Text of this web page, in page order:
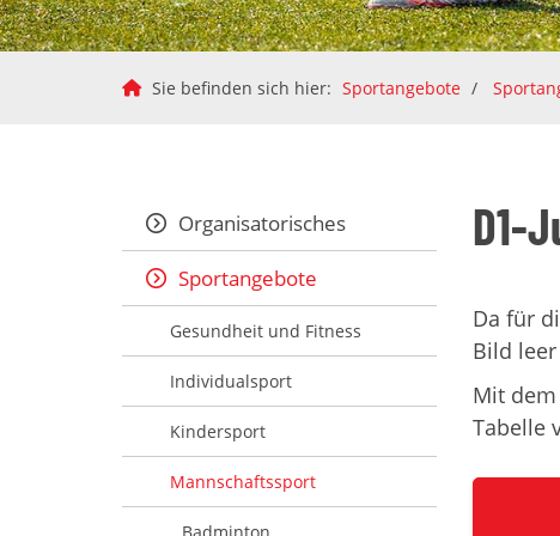
Sie befinden sich hier: Sportangebote
D1-
Da für
Bild
Mit dem
Tabelle
Organisatorisches
Sportangebote
Gesundheit und Fitness
Individualsport
Kindersport
Mannschaftssport